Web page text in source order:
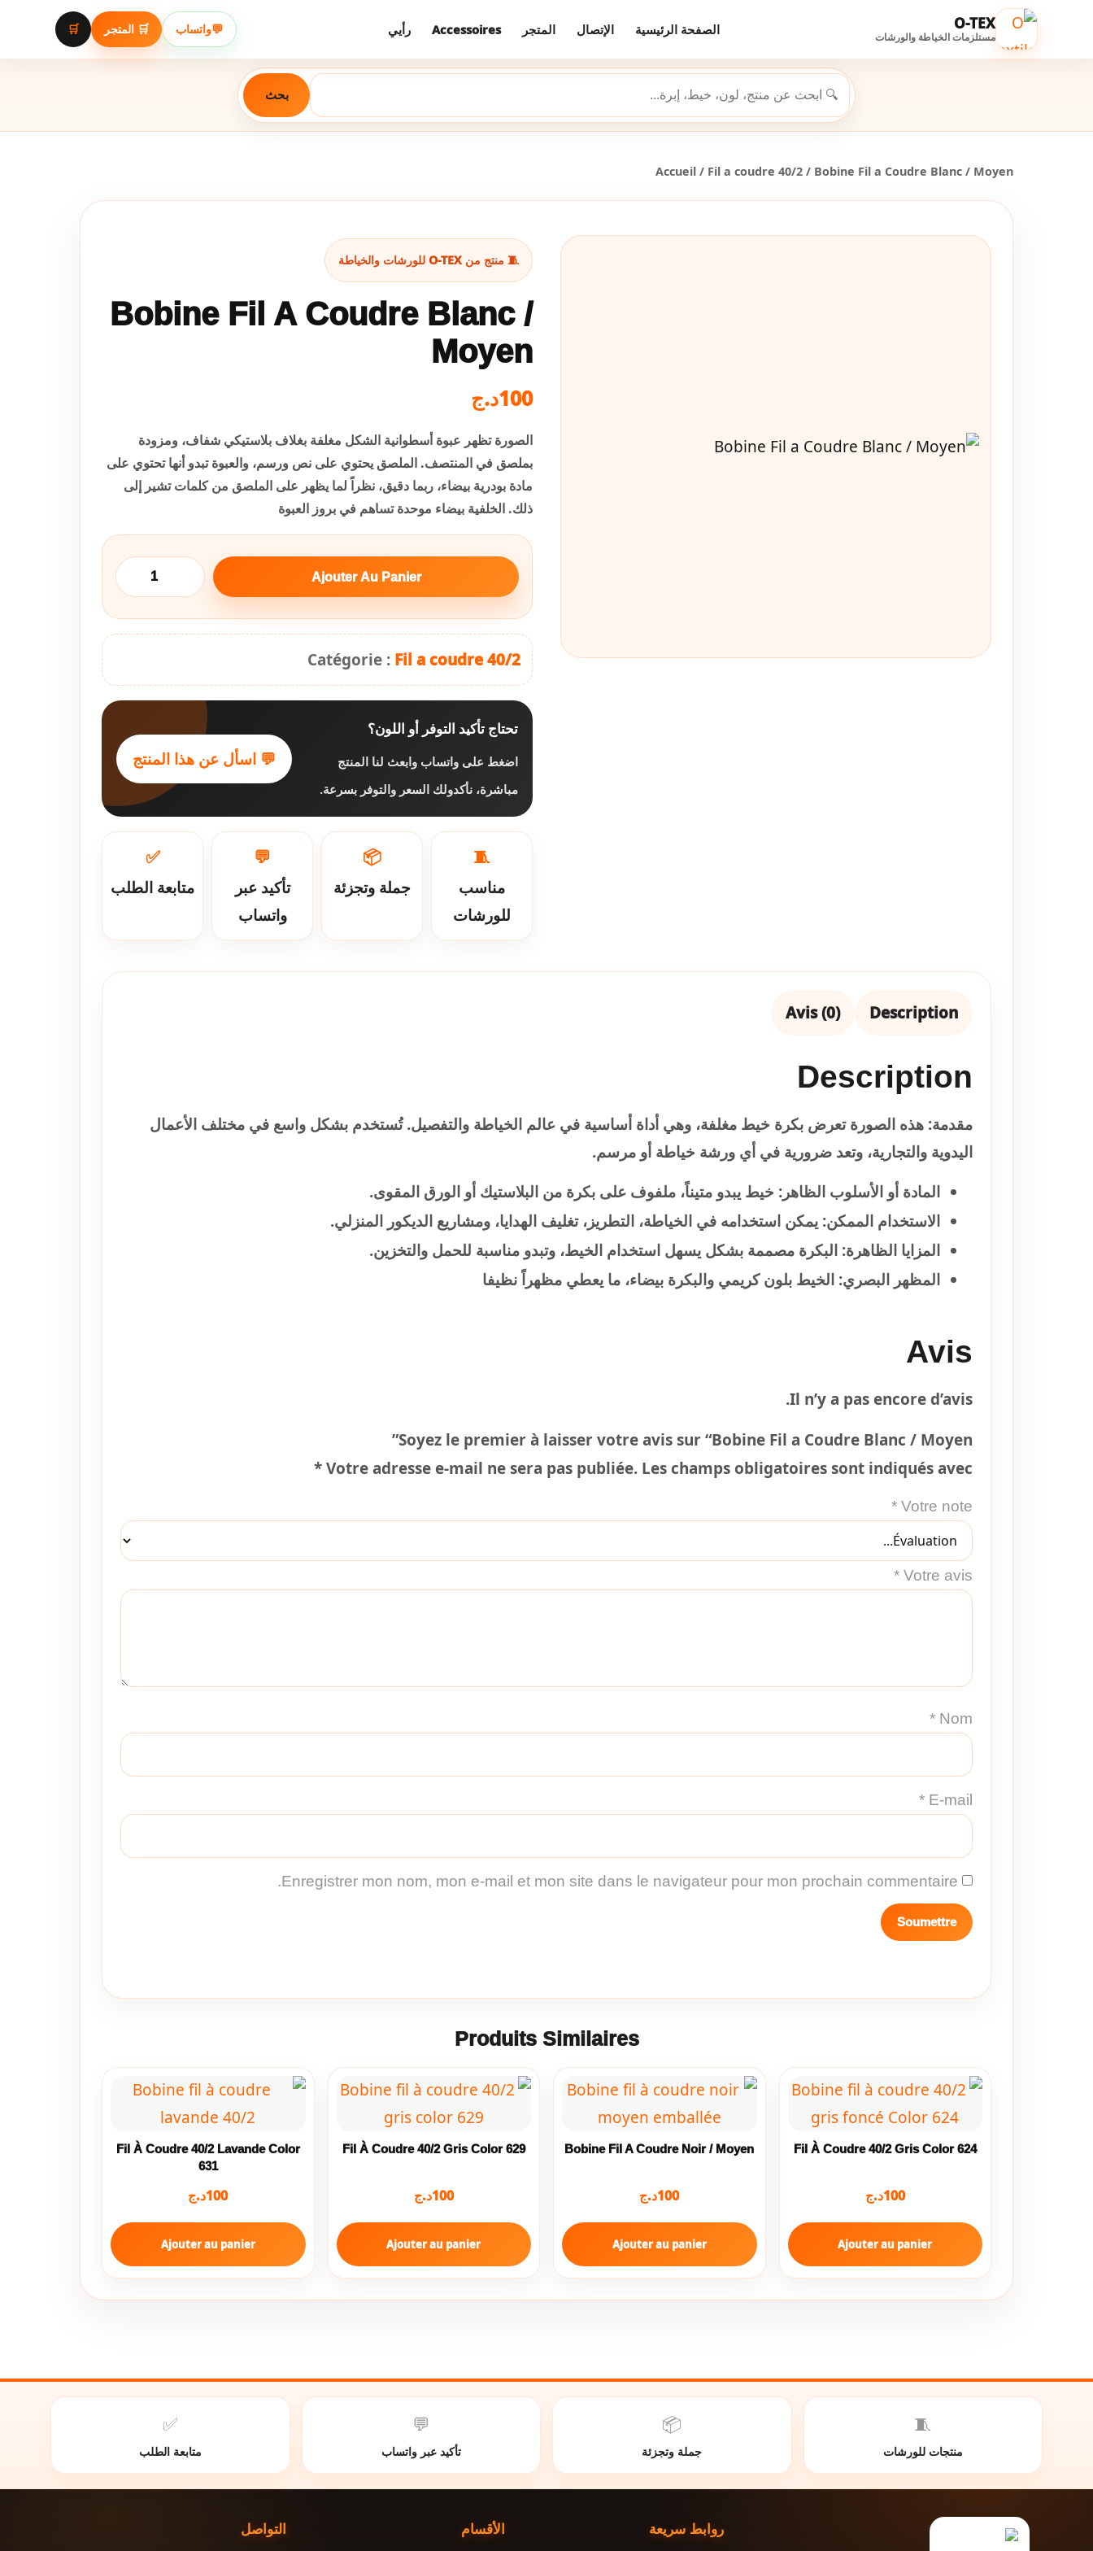
O-TEX
مستلزمات الخياطة والورشات الصفحة الرئيسية الإتصال المتجر Accessoires رأيي 💬واتساب 🛒 المتجر 🛒
بحث
Accueil / Fil a coudre 40/2 / Bobine Fil a Coudre Blanc / Moyen
🧵 منتج من O-TEX للورشات والخياطة
Bobine Fil A Coudre Blanc /
Moyen
100د.ج
الصورة تظهر عبوة أسطوانية الشكل مغلفة بغلاف بلاستيكي شفاف، ومزودة
بملصق في المنتصف. الملصق يحتوي على نص ورسم، والعبوة تبدو أنها تحتوي على
مادة بودرية بيضاء، ربما دقيق، نظراً لما يظهر على الملصق من كلمات تشير إلى
ذلك. الخلفية بيضاء موحدة تساهم في بروز العبوة
Ajouter Au Panier
Catégorie : Fil a coudre 40/2
تحتاج تأكيد التوفر أو اللون؟
اضغط على واتساب وابعث لنا المنتج
مباشرة، نأكدولك السعر والتوفر بسرعة.
💬 اسأل عن هذا المنتج
🧵
مناسب
للورشات
📦
جملة وتجزئة
💬
تأكيد عبر
واتساب
✅
متابعة الطلب
Description
Avis (0)
Description
مقدمة: هذه الصورة تعرض بكرة خيط مغلفة، وهي أداة أساسية في عالم الخياطة والتفصيل. تُستخدم بشكل واسع في مختلف الأعمال
اليدوية والتجارية، وتعد ضرورية في أي ورشة خياطة أو مرسم.
المادة أو الأسلوب الظاهر: خيط يبدو متيناً، ملفوف على بكرة من البلاستيك أو الورق المقوى.
الاستخدام الممكن: يمكن استخدامه في الخياطة، التطريز، تغليف الهدايا، ومشاريع الديكور المنزلي.
المزايا الظاهرة: البكرة مصممة بشكل يسهل استخدام الخيط، وتبدو مناسبة للحمل والتخزين.
المظهر البصري: الخيط بلون كريمي والبكرة بيضاء، ما يعطي مظهراً نظيفا
Avis
Il n’y a pas encore d’avis.
Soyez le premier à laisser votre avis sur “Bobine Fil a Coudre Blanc / Moyen”
Votre adresse e-mail ne sera pas publiée. Les champs obligatoires sont indiqués avec
*
Votre note
*
Votre avis
*
Nom
*
E-mail
*
Enregistrer mon nom, mon e-mail et mon site dans le navigateur pour mon prochain commentaire.
Produits Similaires
Fil À Coudre 40/2 Gris Color 624
100د.ج
Ajouter au panier
Bobine Fil A Coudre Noir / Moyen
100د.ج
Ajouter au panier
Fil À Coudre 40/2 Gris Color 629
100د.ج
Ajouter au panier
Fil À Coudre 40/2 Lavande Color
631
100د.ج
Ajouter au panier
🧵
منتجات للورشات
📦
جملة وتجزئة
💬
تأكيد عبر واتساب
✅
متابعة الطلب
روابط سريعة الأقسام التواصل